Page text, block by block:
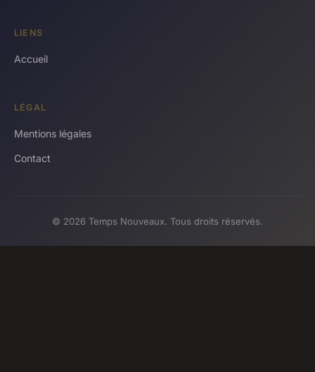
LIENS
Accueil
LÉGAL
Mentions légales
Contact
© 2026 Temps Nouveaux. Tous droits réservés.